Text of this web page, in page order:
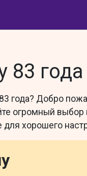
83
года? Добро
огромный
для хорошего